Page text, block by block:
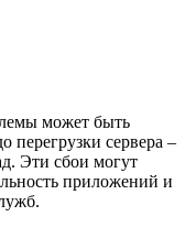
может быть
перегрузки сервера –
Эти сбои могут
приложений и